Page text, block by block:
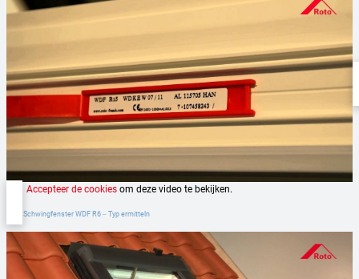
Accepteer de cookies om deze video te bekijken.
Roto Schwingfenster WDF R6 ‒ Typ ermitteln